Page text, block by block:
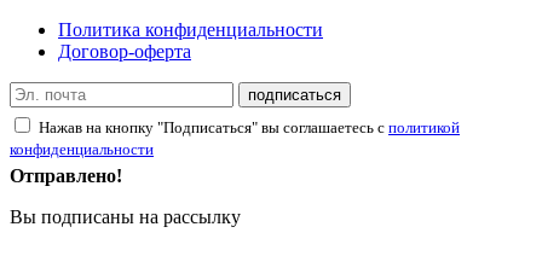
Политика конфиденциальности
Договор-оферта
подписаться
Нажав на кнопку "Подписаться" вы соглашаетесь с политикой
конфиденциальности
Отправлено!
Вы подписаны на рассылку